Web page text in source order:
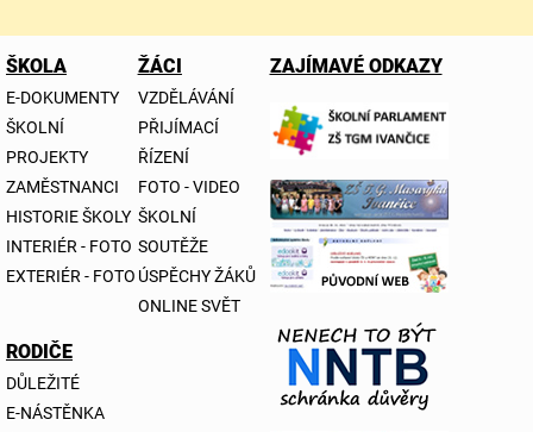
ŠKOLA
E-DOKUMENTY
ŠKOLNÍ
PROJEKTY
ZAMĚSTNANCI
HISTORIE ŠKOLY
INTERIÉR - FOTO
EXTERIÉR - FOTO
ŽÁCI
VZDĚLÁVÁNÍ
PŘIJÍMACÍ
ŘÍZENÍ
FOTO - VIDEO
ŠKOLNÍ
SOUTĚŽE
ÚSPĚCHY ŽÁKŮ
ONLINE SVĚT
RODIČE
DŮLEŽITÉ
E-NÁSTĚNKA
ZAJÍMAVÉ ODKAZY